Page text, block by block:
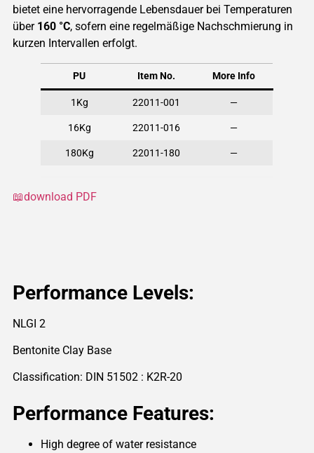
bietet eine hervorragende Lebensdauer bei Temperaturen
über 160 °C, sofern eine regelmäßige Nachschmierung in
kurzen Intervallen erfolgt.
PU Item No. More Info
1Kg 22011-001 —
16Kg 22011-016 —
180Kg 22011-180 —
📖download PDF
Performance Levels:
NLGI 2
Bentonite Clay Base
Classification: DIN 51502 : K2R-20
Performance Features:
High degree of water resistance